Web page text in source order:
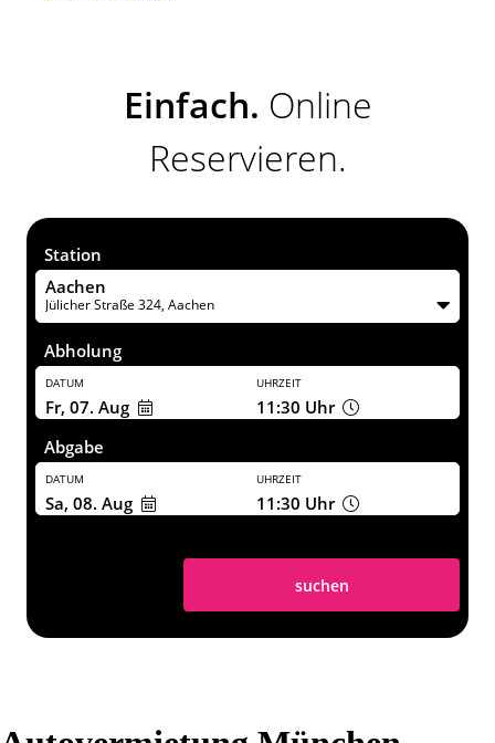
Inhalt
Einfach. Online
Reservieren.
Station
Aachen
Jülicher Straße 324, Aachen
Abholung
DATUM
Fr, 07. Aug
UHRZEIT
11:30 Uhr
Abgabe
DATUM
Sa, 08. Aug
UHRZEIT
11:30 Uhr
suchen